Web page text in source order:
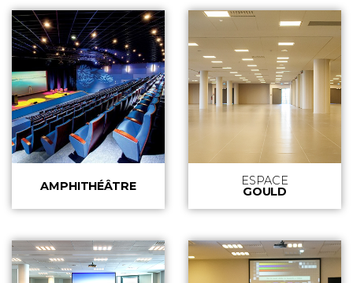
AMPHITHÉÂTRE ESPACE
GOULD